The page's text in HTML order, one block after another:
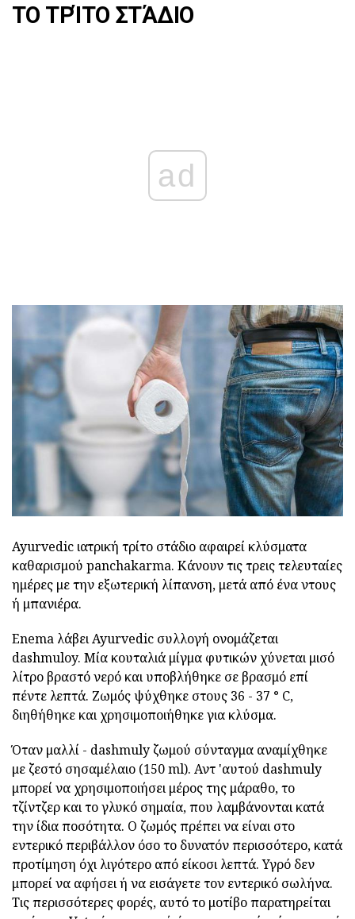
ΤΟ ΤΡΊΤΟ ΣΤΆΔΙΟ
ad
Ayurvedic ιατρική τρίτο στάδιο αφαιρεί κλύσματα
καθαρισμού panchakarma. Κάνουν τις τρεις τελευταίες
ημέρες με την εξωτερική λίπανση, μετά από ένα ντους
ή μπανιέρα.
Enema λάβει Ayurvedic συλλογή ονομάζεται
dashmuloy. Μία κουταλιά μίγμα φυτικών χύνεται μισό
λίτρο βραστό νερό και υποβλήθηκε σε βρασμό επί
πέντε λεπτά. Ζωμός ψύχθηκε στους 36 - 37 ° C,
διηθήθηκε και χρησιμοποιήθηκε για κλύσμα.
Όταν μαλλί - dashmuly ζωμού σύνταγμα αναμίχθηκε
με ζεστό σησαμέλαιο (150 ml). Αντ 'αυτού dashmuly
μπορεί να χρησιμοποιήσει μέρος της μάραθο, το
τζίντζερ και το γλυκό σημαία, που λαμβάνονται κατά
την ίδια ποσότητα. Ο ζωμός πρέπει να είναι στο
εντερικό περιβάλλον όσο το δυνατόν περισσότερο, κατά
προτίμηση όχι λιγότερο από είκοσι λεπτά. Υγρό δεν
μπορεί να αφήσει ή να εισάγετε τον εντερικό σωλήνα.
Τις περισσότερες φορές, αυτό το μοτίβο παρατηρείται